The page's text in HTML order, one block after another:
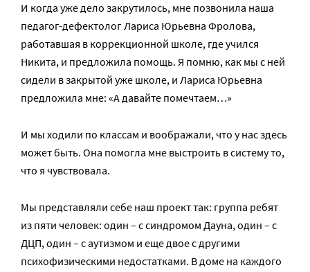
И когда уже дело закрутилось, мне позвонила наша
педагог-дефектолог Лариса Юрьевна Фролова,
работавшая в коррекционной школе, где учился
Никита, и предложила помощь. Я помню, как мы с ней
сидели в закрытой уже школе, и Лариса Юрьевна
предложила мне: «А давайте помечтаем…»
И мы ходили по классам и воображали, что у нас здесь
может быть. Она помогла мне выстроить в систему то,
что я чувствовала.
Мы представляли себе наш проект так: группа ребят
из пяти человек: один – с синдромом Дауна, один – с
ДЦП, один – с аутизмом и еще двое с другими
психофизическими недостатками. В доме на каждого